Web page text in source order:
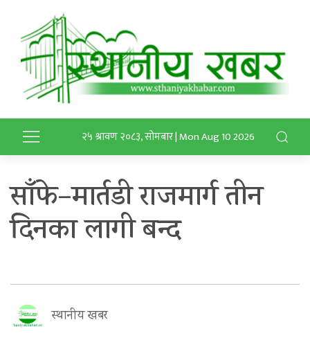
२५ श्रावण २०८३, सोमबार | Mon Aug 10 2026
साँफे–मार्तडी राजमार्ग तीन
दिनका लागी बन्द
स्थानीय खबर